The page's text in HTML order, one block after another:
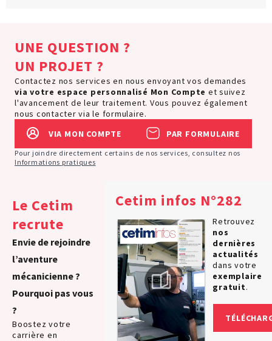
UNE QUESTION ?
UN PROJET ?
Contactez nos services en nous envoyant vos demandes
via votre espace personnalisé Mon Compte et suivez
l'avancement de leur traitement. Vous pouvez également
nous contacter via le formulaire.
VIA MON COMPTE
PAR FORMULAIRE
Pour joindre directement certains de nos services, consultez nos
Informations pratiques
Cetim infos N°282
Retrouvez
nos
dernières
actualités
dans votre
exemplaire
gratuit.
Le Cetim
recrute
Envie de rejoindre
l’aventure
mécanicienne ?
Pourquoi pas vous
?
Boostez votre
carrière en